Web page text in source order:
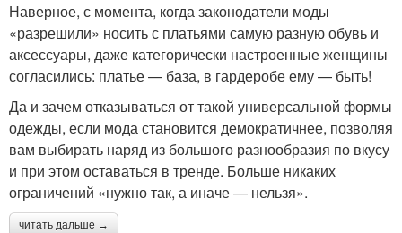
Наверное, с момента, когда законодатели моды
«разрешили» носить с платьями самую разную обувь и
аксессуары, даже категорически настроенные женщины
согласились: платье — база, в гардеробе ему — быть!
Да и зачем отказываться от такой универсальной формы
одежды, если мода становится демократичнее, позволяя
вам выбирать наряд из большого разнообразия по вкусу
и при этом оставаться в тренде. Больше никаких
ограничений «нужно так, а иначе — нельзя».
читать дальше →